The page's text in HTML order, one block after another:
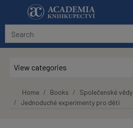
Skip to main content
View categories
Home Books Společenské vědy
Jednoduché experimenty pro děti